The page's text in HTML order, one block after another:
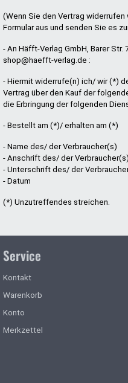
(Wenn Sie den Vertrag
Formular aus und senden Sie es
- An Häfft-Verlag GmbH, Barer Str.
shop@haefft-verlag.de :
- Hiermit widerrufe(n) ich/ wir (*)
Vertrag über den Kauf der
die Erbringung der folgenden
- Bestellt am (*)/ erhalten am (*)
- Name des/ der Verbraucher(s)
- Anschrift des/ der Verbraucher(s)
- Unterschrift des/ der
- Datum
(*) Unzutreffendes streichen.
Service
Kontakt
Warenkorb
Konto
Merkzettel